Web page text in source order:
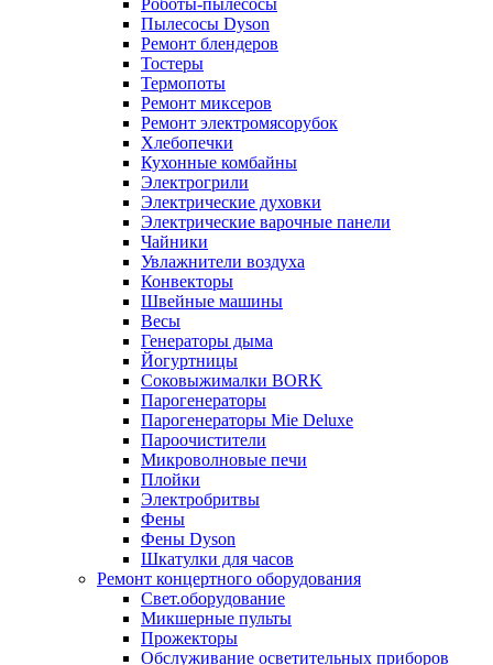
Роботы-пылесосы
Пылесосы Dyson
Ремонт блендеров
Тостеры
Термопоты
Ремонт миксеров
Ремонт электромясорубок
Хлебопечки
Кухонные комбайны
Электрогрили
Электрические духовки
Электрические варочные панели
Чайники
Увлажнители воздуха
Конвекторы
Швейные машины
Весы
Генераторы дыма
Йогуртницы
Соковыжималки BORK
Парогенераторы
Парогенераторы Mie Deluxe
Пароочистители
Микроволновые печи
Плойки
Электробритвы
Фены
Фены Dyson
Шкатулки для часов
Ремонт концертного оборудования
Свет.оборудование
Микшерные пульты
Прожекторы
Обслуживание осветительных приборов